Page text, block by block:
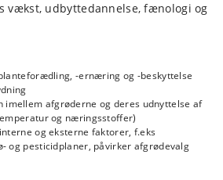
øvelser om sædskifter samt en række
aksudvikling (korn og græsser),
vækst, udbyttedannelse, fænologi og
-ernæring og -beskyttelse
afgrøderne og deres udnyttelse af
og næringsstoffer)
og eksterne faktorer, f.eks
og pesticidplaner, påvirker afgrødevalg